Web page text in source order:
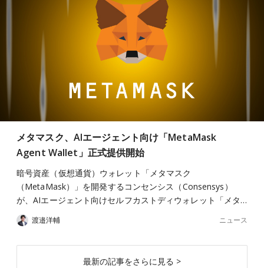
メタマスク、AIエージェント向け「MetaMask
Agent Wallet」正式提供開始
暗号資産（仮想通貨）ウォレット「メタマスク
（MetaMask）」を開発するコンセンシス（Consensys）
が、AIエージェント向けセルフカストディウォレット「メタ…
渡邉洋輔 ニュース
最新の記事をさらに見る >